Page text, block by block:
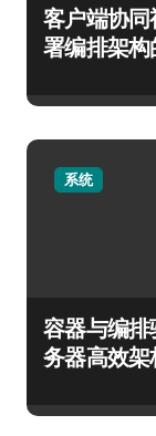
客户端协
署编排架
系统
容器与编
务器高效